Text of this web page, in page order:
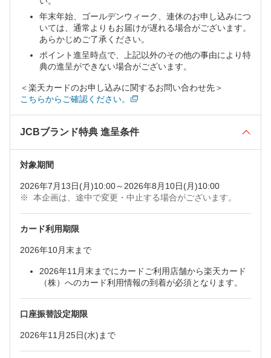
年末年始、ゴールデンウィーク、連休のお申し込みにつ
いては、通常よりもお届けが遅れる場合がございます。
あらかじめご了承ください。
ポイント進呈時点で、上記以外のその他の事由により特
典の進呈ができない場合がございます。
＜楽天カードのお申し込みに関するお問い合わせ先＞
こちらからご確認ください。
JCBブランド特典 進呈条件
対象期間
2026年7月13日(月)10:00～2026年8月10日(月)10:00
本企画は、途中で変更・中止する場合がございます。
カード利用期限
2026年10月末まで
2026年11月末までにカードご利用店舗から楽天カード
（株）へのカード利用情報の到着が必須となります。
口座振替設定期限
2026年11月25日(水)まで